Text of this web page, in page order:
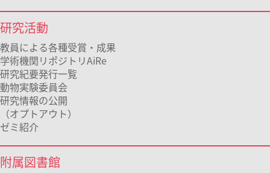
研究活動
教員による各種受賞・成果
学術機関リポジトリAiRe
研究紀要発行一覧
動物実験委員会
研究情報の公開
（オプトアウト）
ゼミ紹介
附属図書館